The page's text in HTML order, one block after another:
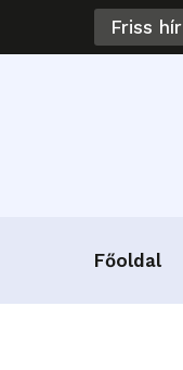
Friss hír
Főoldal